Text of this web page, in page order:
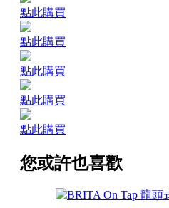
點此購買
點此購買
點此購買
點此購買
點此購買
您或許也喜歡